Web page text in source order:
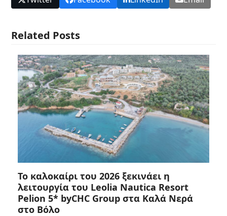
Related Posts
Το καλοκαίρι του 2026 ξεκινάει η
λειτουργία του Leolia Nautica Resort
Pelion 5* byCHC Group στα Καλά Νερά
στο Βόλο